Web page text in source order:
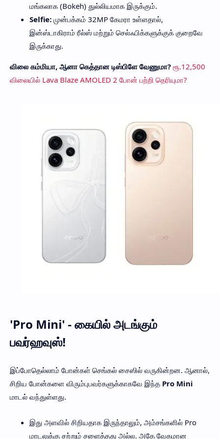
மங்கலாக (Bokeh) துல்லியமாக இருக்கும்.
Selfie: முன்பக்கம் 32MP கேமரா உள்ளதால்,
இன்ஸ்டாகிராம் ரீல்ஸ் மற்றும் செல்ஃபிக்களுக்குக் குறைவே
இருக்காது.
விலை கம்மியா, ஆனா கெத்தான டிஸ்பிளே வேணுமா? ரூ.12,500
விலையில் Lava Blaze AMOLED 2 போன் பற்றி தெரியுமா?
'Pro Mini' - கையில் அடங்கும்
பவர்ஹவுஸ்!
இப்போதெல்லாம் போன்கள் செங்கல் சைஸில் வருகின்றன. ஆனால்,
சிறிய போன்களை விரும்புபவர்களுக்காகவே இந்த Pro Mini
மாடல் வந்துள்ளது.
இது அளவில் சிறியதாக இருந்தாலும், அம்சங்களில் Pro
மாடலுக்கு சற்றும் சளைத்தது அல்ல. அதே வேகமான